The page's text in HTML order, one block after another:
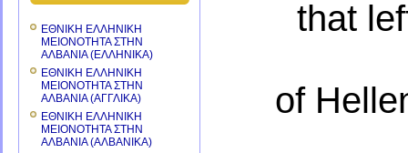
ΕΘΝΙΚΗ ΕΛΛΗΝΙΚΗ
ΜΕΙΟΝΟΤΗΤΑ ΣΤΗΝ
ΑΛΒΑΝΙΑ (ΕΛΛΗΝΙΚΑ)
ΕΘΝΙΚΗ ΕΛΛΗΝΙΚΗ
ΜΕΙΟΝΟΤΗΤΑ ΣΤΗΝ
ΑΛΒΑΝΙΑ (ΑΓΓΛΙΚΑ)
ΕΘΝΙΚΗ ΕΛΛΗΝΙΚΗ
ΜΕΙΟΝΟΤΗΤΑ ΣΤΗΝ
ΑΛΒΑΝΙΑ (ΑΛΒΑΝΙΚΑ)
that
of